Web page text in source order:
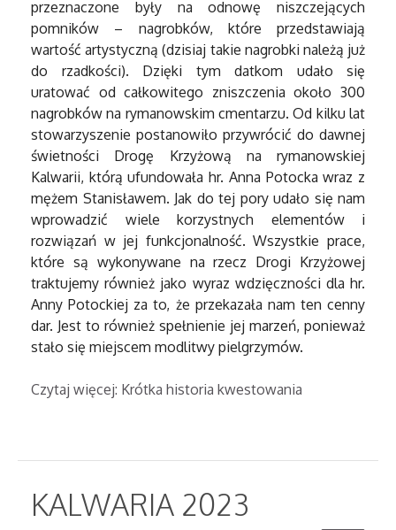
przeznaczone były na odnowę niszczejących
pomników – nagrobków, które przedstawiają
wartość artystyczną (dzisiaj takie nagrobki należą już
do rzadkości). Dzięki tym datkom udało się
uratować od całkowitego zniszczenia około 300
nagrobków na rymanowskim cmentarzu. Od kilku lat
stowarzyszenie postanowiło przywrócić do dawnej
świetności Drogę Krzyżową na rymanowskiej
Kalwarii, którą ufundowała hr. Anna Potocka wraz z
mężem Stanisławem. Jak do tej pory udało się nam
wprowadzić wiele korzystnych elementów i
rozwiązań w jej funkcjonalność. Wszystkie prace,
które są wykonywane na rzecz Drogi Krzyżowej
traktujemy również jako wyraz wdzięczności dla hr.
Anny Potockiej za to, że przekazała nam ten cenny
dar. Jest to również spełnienie jej marzeń, ponieważ
stało się miejscem modlitwy pielgrzymów.
Czytaj więcej: Krótka historia kwestowania
KALWARIA 2023